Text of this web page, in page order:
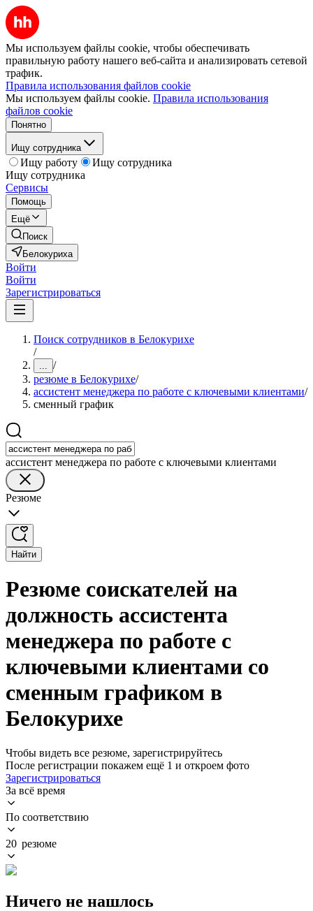
Мы используем файлы cookie, чтобы обеспечивать
правильную работу нашего веб-сайта и анализировать сетевой
трафик.
Правила использования файлов cookie
Мы используем файлы cookie. Правила использования
файлов cookie
Понятно
Ищу сотрудника
Ищу работу
Ищу сотрудника
Ищу сотрудника
Сервисы
Помощь
Ещё
Поиск
Белокуриха
Войти
Войти
Зарегистрироваться
Поиск сотрудников в Белокурихе
/
... /
резюме в Белокурихе/
ассистент менеджера по работе с ключевыми клиентами/
сменный график
ассистент менеджера по работе с ключевыми клиентами
Резюме
Найти
Резюме соискателей на
должность ассистента
менеджера по работе с
ключевыми клиентами со
сменным графиком в
Белокурихе
Чтобы видеть все резюме, зарегистрируйтесь
После регистрации покажем ещё 1 и откроем фото
Зарегистрироваться
За всё время
По соответствию
20 резюме
Ничего не нашлось